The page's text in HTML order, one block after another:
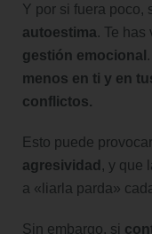
Y por si fuera poco,
autoestima. Te has
gestión emocional
menos en ti y en
conflictos.
Esto puede
agresividad , y que
a «liarla parda»
Sin embargo, si